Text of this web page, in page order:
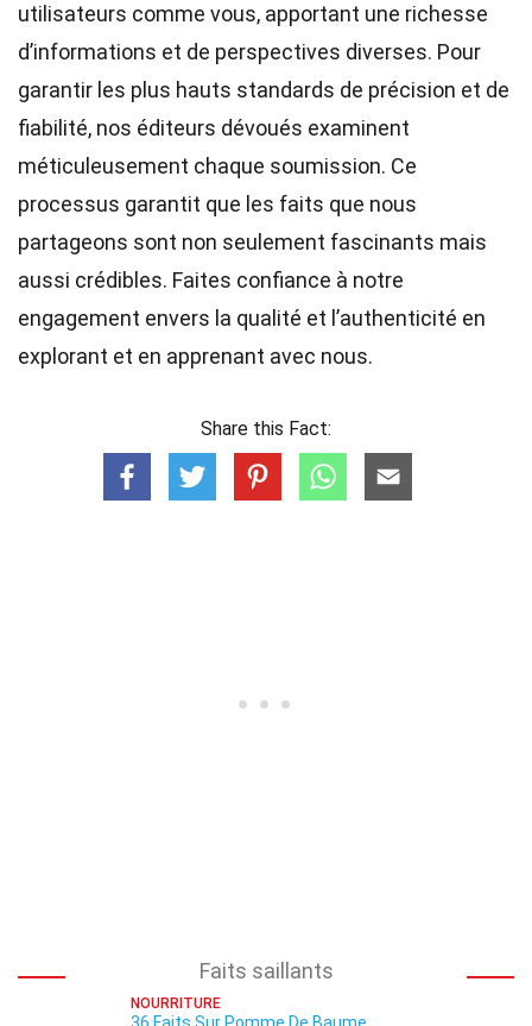
utilisateurs comme vous, apportant une richesse
d’informations et de perspectives diverses. Pour
garantir les plus hauts standards de précision et de
fiabilité, nos éditeurs dévoués examinent
méticuleusement chaque soumission. Ce
processus garantit que les faits que nous
partageons sont non seulement fascinants mais
aussi crédibles. Faites confiance à notre
engagement envers la qualité et l’authenticité en
explorant et en apprenant avec nous.
Share this Fact:
Faits saillants
NOURRITURE